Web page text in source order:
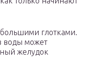
глотками.
воды может
желудок